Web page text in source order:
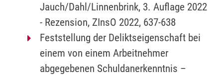
Jauch/Dahl/Linnenbrink, 3. Auflage 2022
- Rezension, ZInsO 2022, 637-638
Feststellung der Deliktseigenschaft bei
einem von einem Arbeitnehmer
abgegebenen Schuldanerkenntnis –